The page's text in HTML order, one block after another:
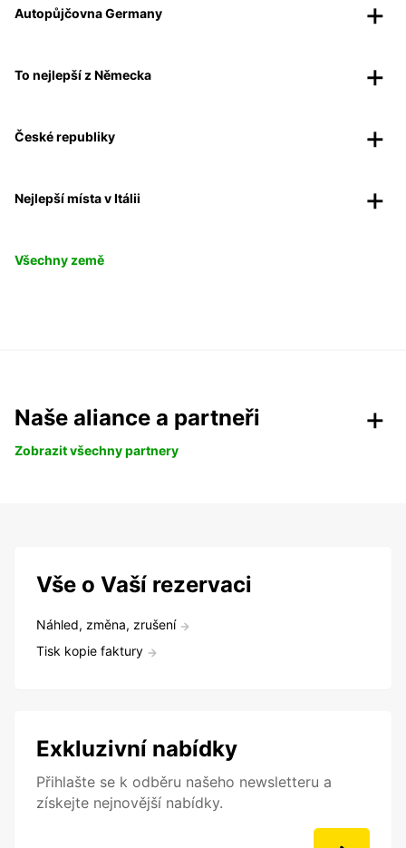
Autopůjčovna Germany
To nejlepší z Německa
České republiky
Nejlepší místa v Itálii
Všechny země
Naše aliance a partneři
Zobrazit všechny partnery
Vše o Vaší rezervaci
Náhled, změna, zrušení
Tisk kopie faktury
Exkluzivní nabídky
Přihlašte se k odběru našeho newsletteru a
získejte nejnovější nabídky.